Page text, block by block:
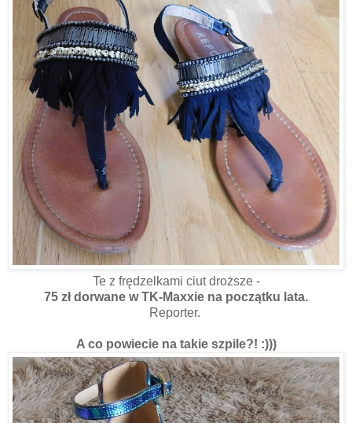
Te z frędzelkami ciut droższe -
75 zł dorwane w TK-Maxxie na początku lata.
Reporter.
A co powiecie na takie szpile?! :)))